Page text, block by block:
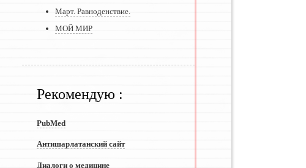
Март. Равноденствие.
МОЙ МИР
Рекомендую :
PubMed
Антишарлатанский сайт
Диалоги о медицине